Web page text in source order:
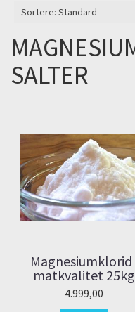
SALTER
Magnesiumklorid
matkvalitet 25kg
4.999,00